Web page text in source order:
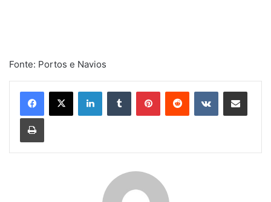
Fonte: Portos e Navios
LinkedinTumblr PinterestReddit VK Compartilhar via e-mail
Imprimir